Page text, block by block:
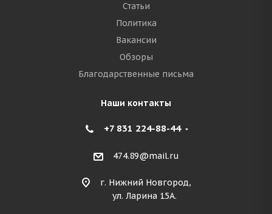
Статьи
Политика
Вакансии
Обзоры
Благодарственные письма
Наши контакты
+7 831 224-88-44
474.89@mail.ru
г. Нижний Новгород,
ул. Ларина 15А.